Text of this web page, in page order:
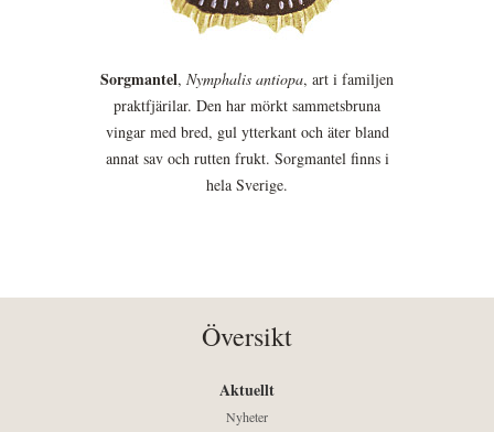
Sorgmantel, Nymphalis antiopa, art i familjen
praktfjärilar. Den har mörkt sammetsbruna
vingar med bred, gul ytterkant och äter bland
annat sav och rutten frukt. Sorgmantel finns i
hela Sverige.
Översikt
Aktuellt
Nyheter